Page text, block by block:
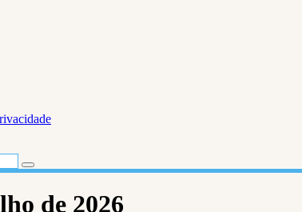
de 2026